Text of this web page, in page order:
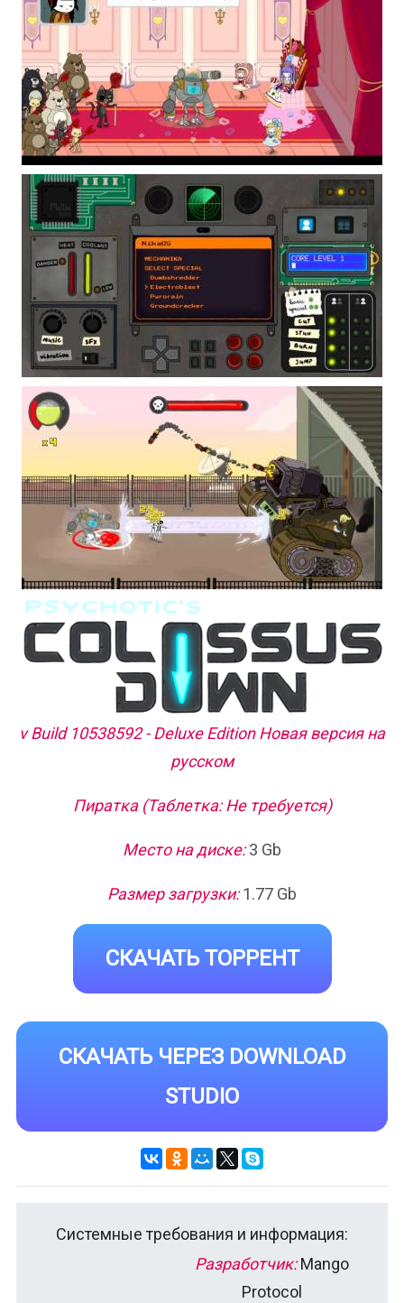
v Build 10538592 - Deluxe Edition Новая версия на
русском
Пиратка (Таблетка: Не требуется)
Место на диске:3 Gb
Размер загрузки:1.77 Gb
СКАЧАТЬ ТОРРЕНТ
СКАЧАТЬ ЧЕРЕЗ DOWNLOAD
STUDIO
Системные требования и информация:
Разработчик:Mango
Protocol